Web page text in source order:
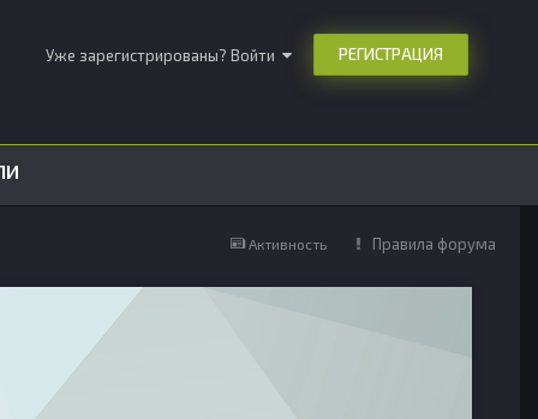
Уже зарегистрированы? Войти РЕГИСТРАЦИЯ
Активность Правила форума